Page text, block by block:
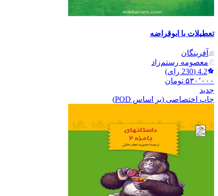
تعطیلات با ابوقراضه
آفرینگان
معصومه رستم‌زاد
4.2
(
230 رای)
۵۳۰٬۰۰۰ تومان
جدید
چاپ اختصاصی (بر اساس POD)